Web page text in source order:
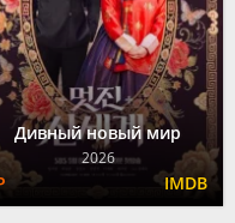
Дивный новый мир
2026